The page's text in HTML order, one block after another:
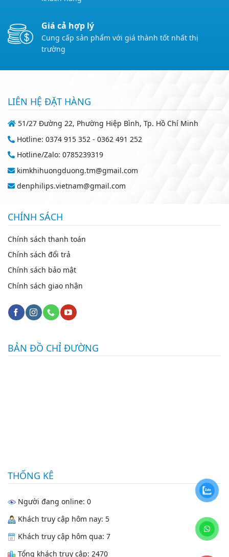
Giá cả hợp lý
Cung cấp sản phẩm với giá thành tốt nhất thị
trường
LIÊN HỆ ĐẶT HÀNG
51/27 Đường 22, Phường Hiệp Bình, Tp. Hồ Chí Minh
Hotline: 0374 915 352 - 0362 491 252
Hotline/Zalo: 0785239319
kimkhihuongduong.tm@gmail.com
denphilips.vietnam@gmail.com
CHÍNH SÁCH
Chính sách thanh toán
Chính sách đổi trả
Chính sách bảo mật
Chính sách giao nhận
BẢN ĐỒ CHỈ ĐƯỜNG
THỐNG KÊ
Người đang online: 0
Khách truy cập hôm nay: 5
Khách truy cập hôm qua: 7
Tổng khách truy cập: 2470